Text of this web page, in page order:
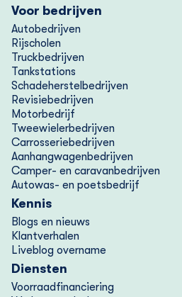
Voor bedrijven
Autobedrijven
Rijscholen
Truckbedrijven
Tankstations
Schadeherstelbedrijven
Revisiebedrijven
Motorbedrijf
Tweewielerbedrijven
Carrosseriebedrijven
Aanhangwagenbedrijven
Camper- en caravanbedrijven
Autowas- en poetsbedrijf
Kennis
Blogs en nieuws
Klantverhalen
Liveblog overname
Diensten
Voorraad­financiering